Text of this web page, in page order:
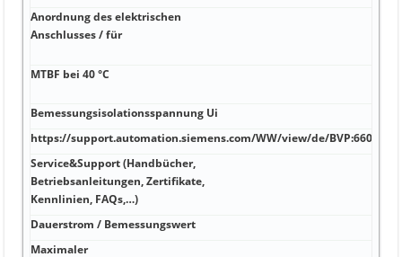
Anordnung des elektrischen
Anschlusses / für
MTBF bei 40 °C
Bemessungsisolationsspannung Ui
https://support.automation.siemens.com/WW/view/de/BVP:660800/
Service&Support (Handbücher,
Betriebsanleitungen, Zertifikate,
Kennlinien, FAQs,…)
Dauerstrom / Bemessungswert
Maximaler